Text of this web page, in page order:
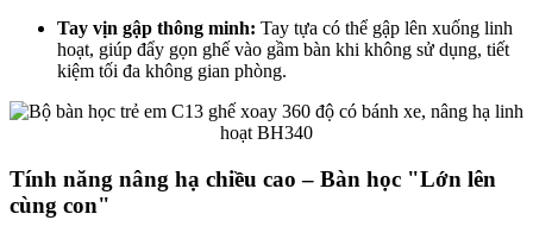
Tay vịn gập thông minh: Tay tựa có thể gập lên xuống linh
hoạt, giúp đẩy gọn ghế vào gầm bàn khi không sử dụng, tiết
kiệm tối đa không gian phòng.
Tính năng nâng hạ chiều cao – Bàn học "Lớn lên
cùng con"